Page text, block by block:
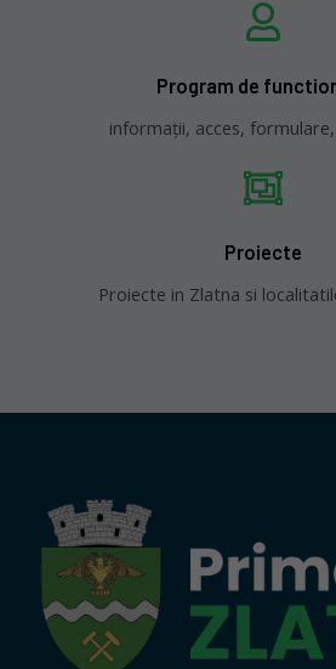
Program de
informații, acces,
Proiecte
Proiecte in Zlatna si